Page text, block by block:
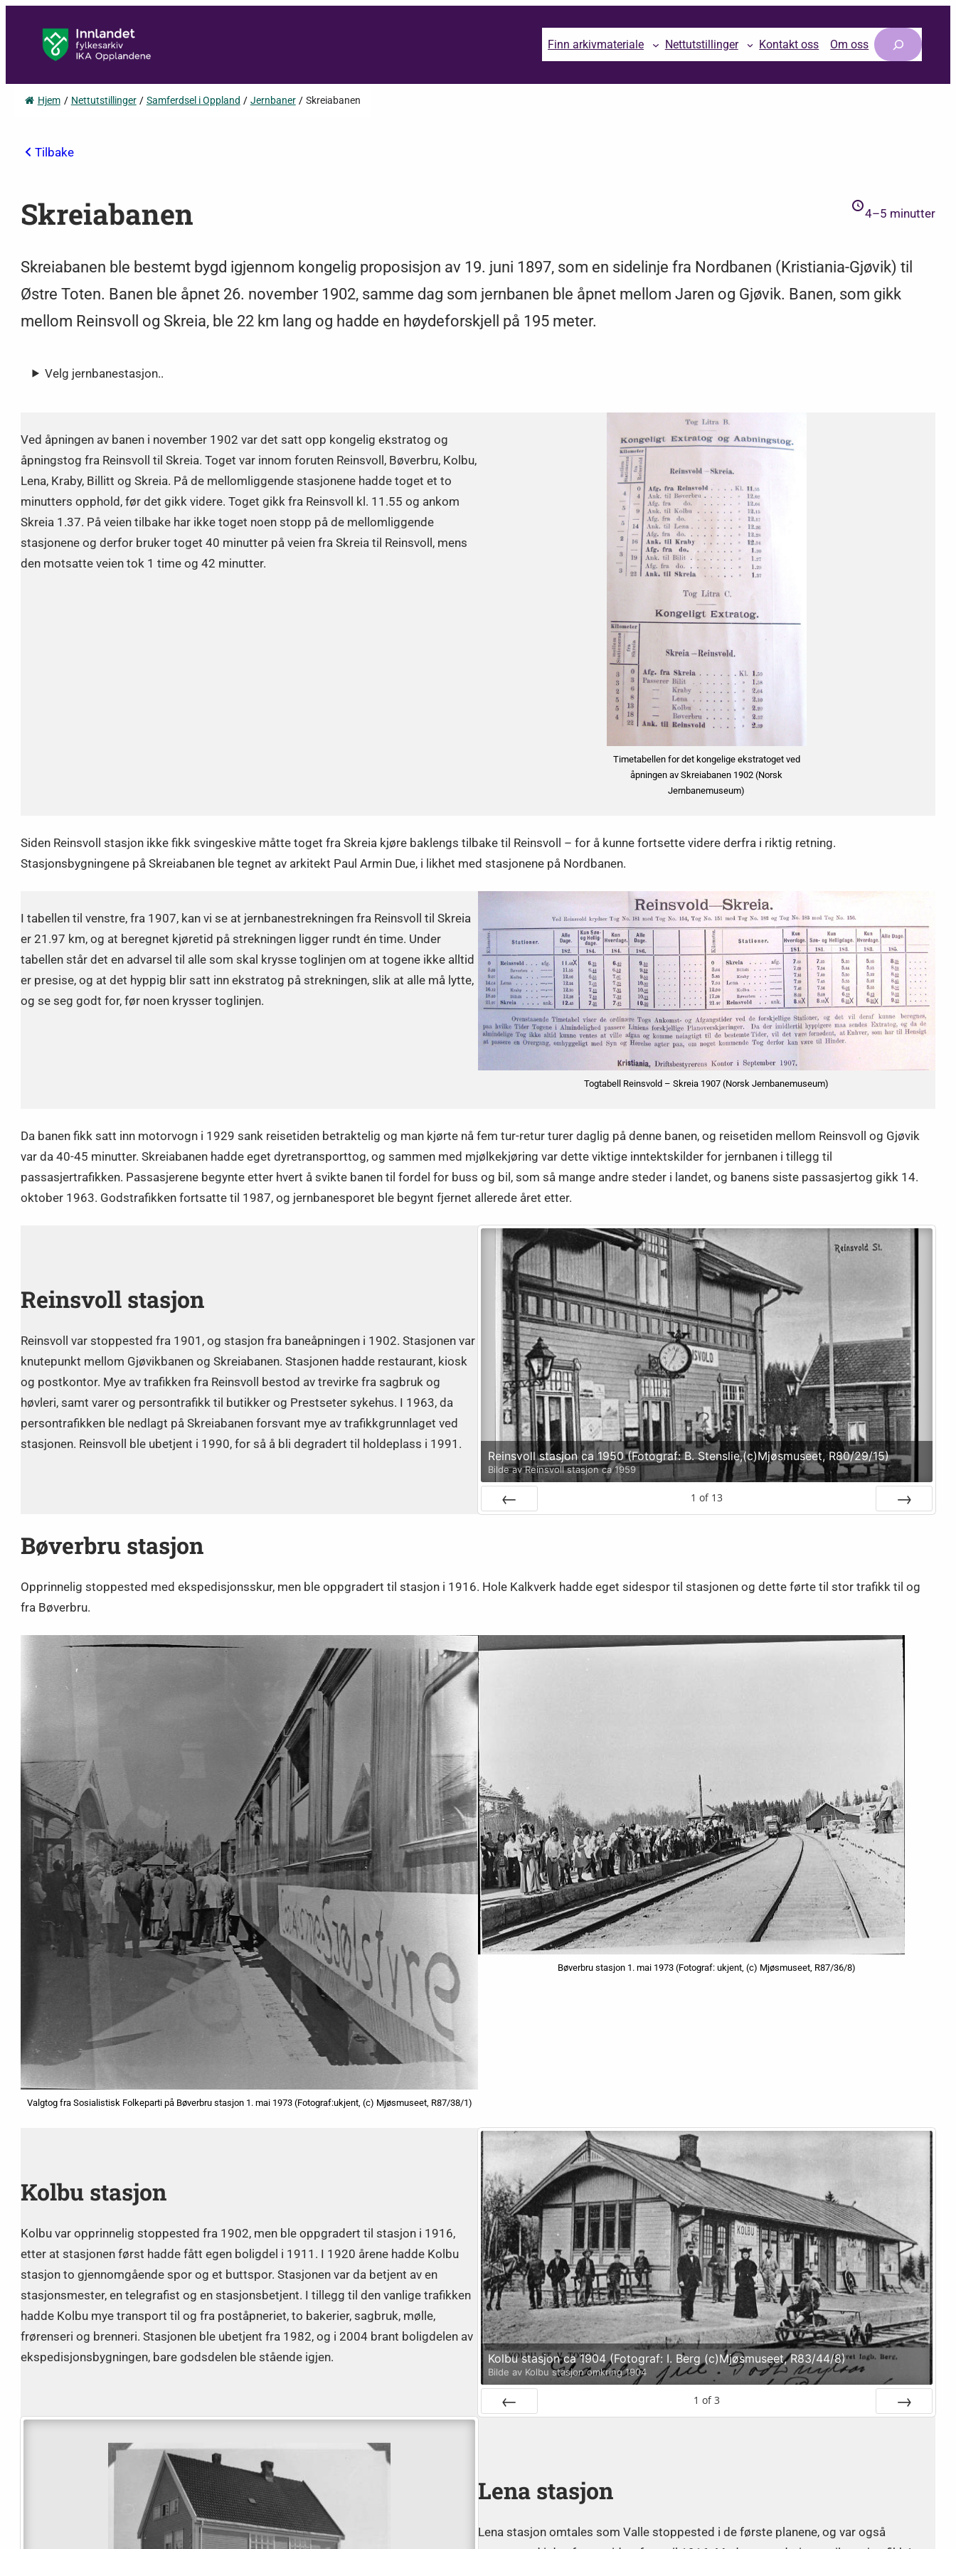
Finn arkivmateriale Nettutstillinger Kontakt oss Om oss
Søk
Hjem / Nettutstillinger / Samferdsel i Oppland / Jernbaner / Skreiabanen
Tilbake
Skreiabanen 4–5 minutter
Skreiabanen ble bestemt bygd igjennom kongelig proposisjon av 19. juni 1897, som en sidelinje fra Nordbanen (Kristiania-Gjøvik) til
Østre Toten. Banen ble åpnet 26. november 1902, samme dag som jernbanen ble åpnet mellom Jaren og Gjøvik. Banen, som gikk
mellom Reinsvoll og Skreia, ble 22 km lang og hadde en høydeforskjell på 195 meter.
Velg jernbanestasjon..
Ved åpningen av banen i november 1902 var det satt opp kongelig ekstratog og
åpningstog fra Reinsvoll til Skreia. Toget var innom foruten Reinsvoll, Bøverbru, Kolbu,
Lena, Kraby, Billitt og Skreia. På de mellomliggende stasjonene hadde toget et to
minutters opphold, før det gikk videre. Toget gikk fra Reinsvoll kl. 11.55 og ankom
Skreia 1.37. På veien tilbake har ikke toget noen stopp på de mellomliggende
stasjonene og derfor bruker toget 40 minutter på veien fra Skreia til Reinsvoll, mens
den motsatte veien tok 1 time og 42 minutter.
Timetabellen for det kongelige ekstratoget ved
åpningen av Skreiabanen 1902 (Norsk
Jernbanemuseum)
Siden Reinsvoll stasjon ikke fikk svingeskive måtte toget fra Skreia kjøre baklengs tilbake til Reinsvoll – for å kunne fortsette videre derfra i riktig retning.
Stasjonsbygningene på Skreiabanen ble tegnet av arkitekt Paul Armin Due, i likhet med stasjonene på Nordbanen.
I tabellen til venstre, fra 1907, kan vi se at jernbanestrekningen fra Reinsvoll til Skreia
er 21.97 km, og at beregnet kjøretid på strekningen ligger rundt én time. Under
tabellen står det en advarsel til alle som skal krysse toglinjen om at togene ikke alltid
er presise, og at det hyppig blir satt inn ekstratog på strekningen, slik at alle må lytte,
og se seg godt for, før noen krysser toglinjen.
Togtabell Reinsvold – Skreia 1907 (Norsk Jernbanemuseum)
Da banen fikk satt inn motorvogn i 1929 sank reisetiden betraktelig og man kjørte nå fem tur-retur turer daglig på denne banen, og reisetiden mellom Reinsvoll og Gjøvik
var da 40-45 minutter. Skreiabanen hadde eget dyretransporttog, og sammen med mjølkekjøring var dette viktige inntektskilder for jernbanen i tillegg til
passasjertrafikken. Passasjerene begynte etter hvert å svikte banen til fordel for buss og bil, som så mange andre steder i landet, og banens siste passasjertog gikk 14.
oktober 1963. Godstrafikken fortsatte til 1987, og jernbanesporet ble begynt fjernet allerede året etter.
Reinsvoll stasjon
Reinsvoll var stoppested fra 1901, og stasjon fra baneåpningen i 1902. Stasjonen var
knutepunkt mellom Gjøvikbanen og Skreiabanen. Stasjonen hadde restaurant, kiosk
og postkontor. Mye av trafikken fra Reinsvoll bestod av trevirke fra sagbruk og
høvleri, samt varer og persontrafikk til butikker og Prestseter sykehus. I 1963, da
persontrafikken ble nedlagt på Skreiabanen forsvant mye av trafikkgrunnlaget ved
stasjonen. Reinsvoll ble ubetjent i 1990, for så å bli degradert til holdeplass i 1991.
Reinsvoll stasjon ca 1950 (Fotograf: B. Stenslie,(c)Mjøsmuseet, R80/29/15)
Bilde av Reinsvoll stasjon ca 1959
1 of 13
Bøverbru stasjon
Opprinnelig stoppested med ekspedisjonsskur, men ble oppgradert til stasjon i 1916. Hole Kalkverk hadde eget sidespor til stasjonen og dette førte til stor trafikk til og
fra Bøverbru.
Valgtog fra Sosialistisk Folkeparti på Bøverbru stasjon 1. mai 1973 (Fotograf:ukjent, (c) Mjøsmuseet, R87/38/1)
Bøverbru stasjon 1. mai 1973 (Fotograf: ukjent, (c) Mjøsmuseet, R87/36/8)
Kolbu stasjon
Kolbu var opprinnelig stoppested fra 1902, men ble oppgradert til stasjon i 1916,
etter at stasjonen først hadde fått egen boligdel i 1911. I 1920 årene hadde Kolbu
stasjon to gjennomgående spor og et buttspor. Stasjonen var da betjent av en
stasjonsmester, en telegrafist og en stasjonsbetjent. I tillegg til den vanlige trafikken
hadde Kolbu mye transport til og fra poståpneriet, to bakerier, sagbruk, mølle,
frørenseri og brenneri. Stasjonen ble ubetjent fra 1982, og i 2004 brant boligdelen av
ekspedisjonsbygningen, bare godsdelen ble stående igjen.
Kolbu stasjon ca 1904 (Fotograf: I. Berg (c)Mjøsmuseet, R83/44/8)
Bilde av Kolbu stasjon omkring 1904
1 of 3
Lena stasjon
Lena stasjon omtales som Valle stoppested i de første planene, og var også